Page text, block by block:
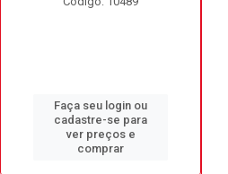
Faça seu login ou
cadastre-se para
ver preços e
comprar